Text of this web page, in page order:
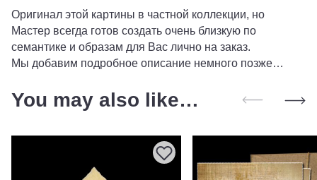
Оригинал этой картины в частной коллекции, но
Мастер всегда готов создать очень близкую по
семантике и образам для Вас лично на заказ.
Мы добавим подробное описание немного позже…
You may also like…